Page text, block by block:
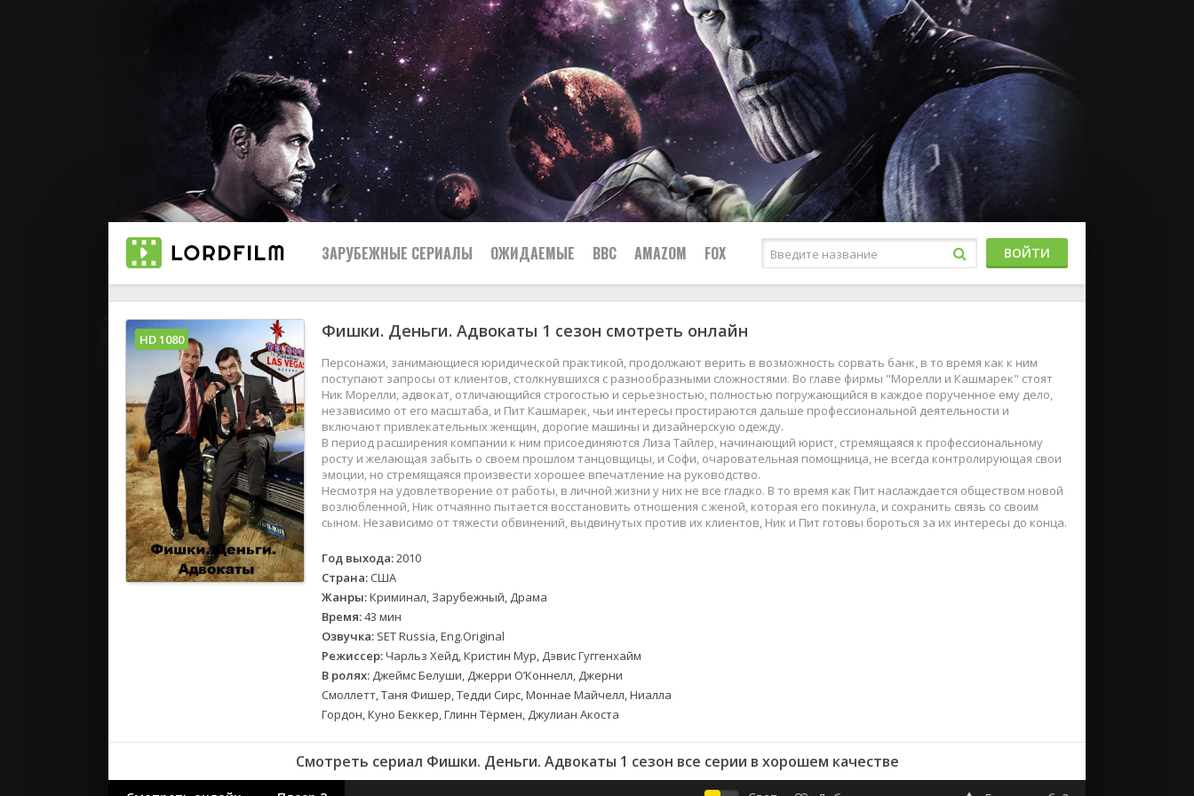
ЗАРУБЕЖНЫЕ СЕРИАЛЫ
Все
2019
2018
2017
Великобритания
Испания
Германия
Канада
Индия
Франция
Боевики
Приключения
Детективы
Драмы
Исторические
Криминальные
Мелодрамы
Ужасы
Военные
Семейные
Спортивные
Вестерны
Фэнтези
Netflix
HBO
ОЖИДАЕМЫЕ BBC AMAZOM FOX ВОЙТИ
Фишки. Деньги. Адвокаты 1 сезон смотреть онлайн
Персонажи, занимающиеся юридической практикой, продолжают верить в возможность сорвать банк, в то время как к ним
поступают запросы от клиентов, столкнувшихся с разнообразными сложностями. Во главе фирмы "Морелли и Кашмарек" стоят
Ник Морелли, адвокат, отличающийся строгостью и серьезностью, полностью погружающийся в каждое порученное ему дело,
независимо от его масштаба, и Пит Кашмарек, чьи интересы простираются дальше профессиональной деятельности и
включают привлекательных женщин, дорогие машины и дизайнерскую одежду.
В период расширения компании к ним присоединяются Лиза Тайлер, начинающий юрист, стремящаяся к профессиональному
росту и желающая забыть о своем прошлом танцовщицы, и Софи, очаровательная помощница, не всегда контролирующая свои
эмоции, но стремящаяся произвести хорошее впечатление на руководство.
Несмотря на удовлетворение от работы, в личной жизни у них не все гладко. В то время как Пит наслаждается обществом новой
возлюбленной, Ник отчаянно пытается восстановить отношения с женой, которая его покинула, и сохранить связь со своим
сыном. Независимо от тяжести обвинений, выдвинутых против их клиентов, Ник и Пит готовы бороться за их интересы до конца.
Год выхода:2010
Страна: США
Жанры:Криминал, Зарубежный, Драма
Время:43 мин
Озвучка: SET Russia, Eng.Original
Режиссер:Чарльз Хейд, Кристин Мур, Дэвис Гуггенхайм
В ролях: Джеймс Белуши, Джерри О’Коннелл, Джерни
Смоллетт, Таня Фишер, Тедди Сирс, Моннае Майчелл, Ниалла
Гордон, Куно Беккер, Глинн Тёрмен, Джулиан Акоста
HD 1080
Смотреть сериал Фишки. Деньги. Адвокаты 1 сезон все серии в хорошем качестве